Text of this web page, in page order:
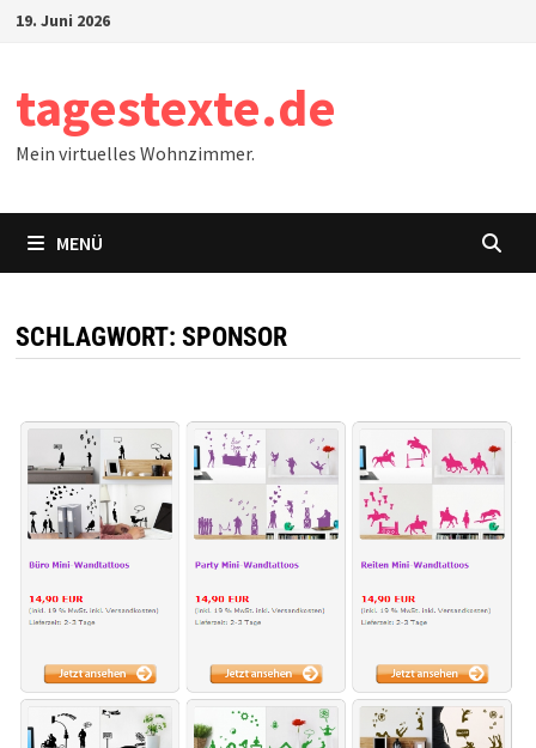
Zum19. Juni 2026
tagestexte.de
Mein virtuelles Wohnzimmer.
MENÜ
SCHLAGWORT: SPONSOR